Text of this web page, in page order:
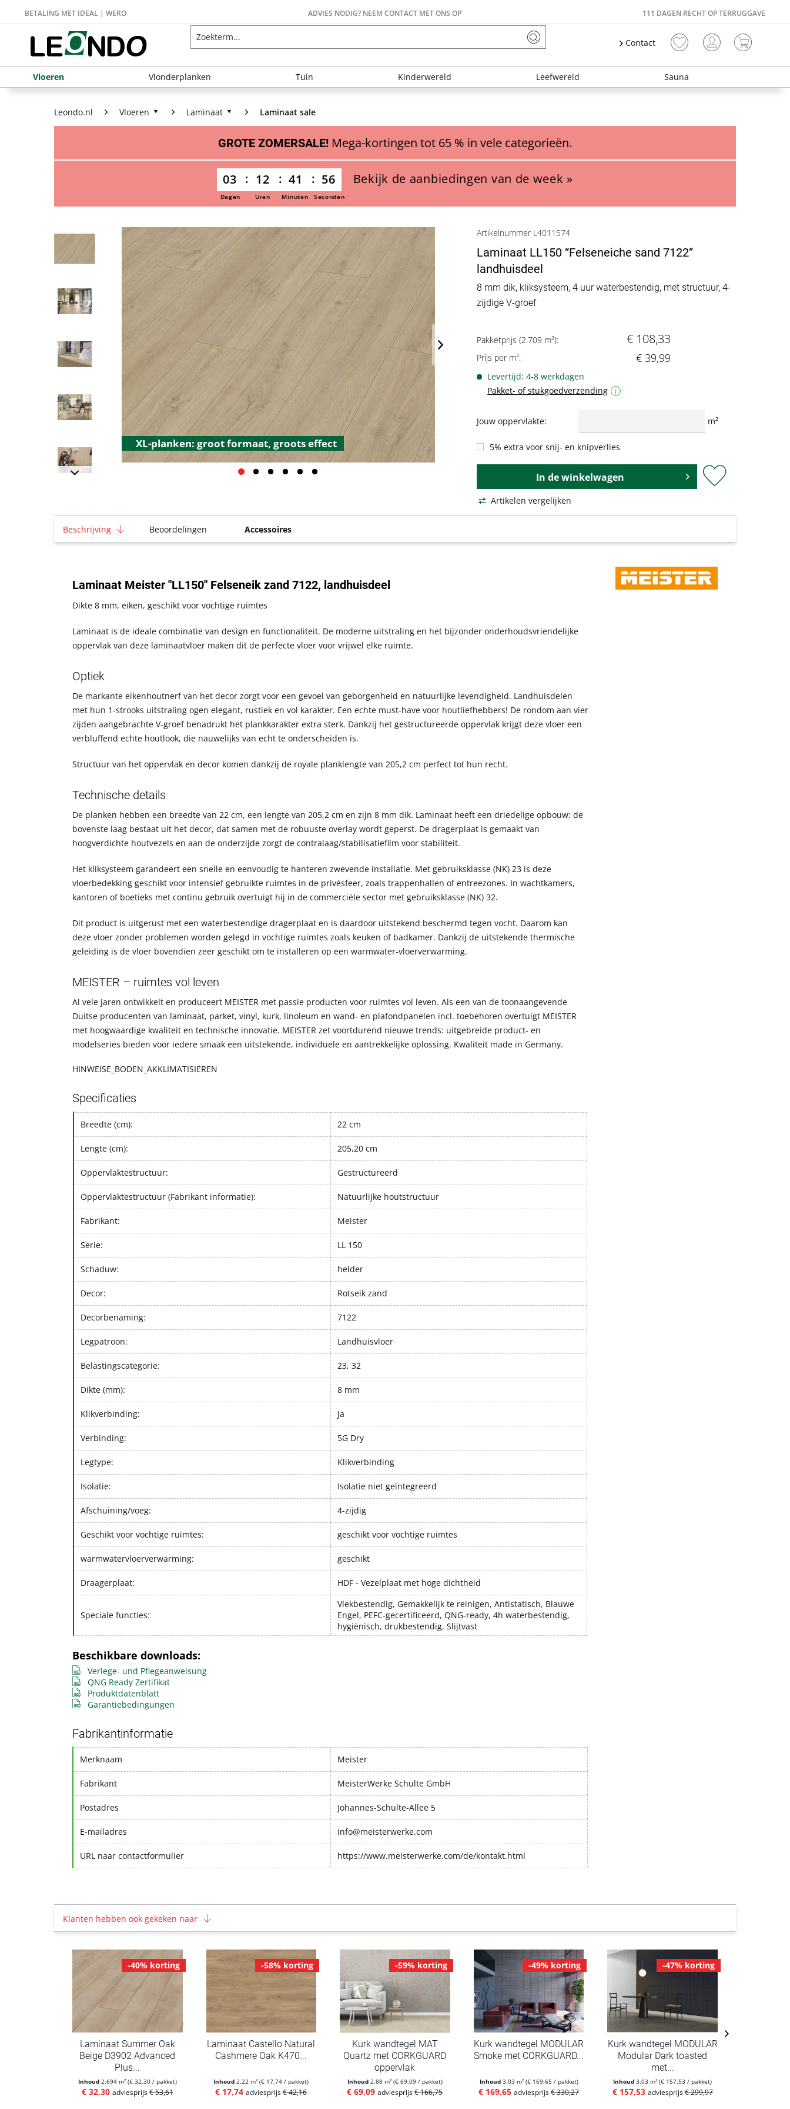
BETALING MET IDEAL | WERO ADVIES NODIG? NEEM CONTACT MET ONS OP 111 DAGEN RECHT OP TERRUGGAVE
Contact
Vloeren Vlonderplanken Tuin Kinderwereld Leefwereld Sauna
Leondo.nl Vloeren Laminaat Laminaat sale
GROTE ZOMERSALE! Mega-kortingen tot 65 % in vele categorieën.
03 12 41 55
Dagen Uren Minuten Seconden
Bekijk de aanbiedingen van de week »
XL-planken: groot formaat, groots effect
Artikelnummer L4011574
Laminaat LL150 “Felseneiche sand 7122”
landhuisdeel
8 mm dik, kliksysteem, 4 uur waterbestendig, met structuur, 4-
zijdige V-groef
Pakketprijs (2.709 m²): € 108,33
Prijs per m²: € 39,99
Levertijd: 4-8 werkdagen
Pakket- of stukgoedverzending
i
Jouw oppervlakte: m²
5% extra voor snij- en knipverlies
In de winkelwagen
Artikelen vergelijken
Beschrijving Beoordelingen Accessoires
Laminaat Meister "LL150" Felseneik zand 7122, landhuisdeel
Dikte 8 mm, eiken, geschikt voor vochtige ruimtes
Laminaat is de ideale combinatie van design en functionaliteit. De moderne uitstraling en het bijzonder onderhoudsvriendelijke
oppervlak van deze laminaatvloer maken dit de perfecte vloer voor vrijwel elke ruimte.
Optiek
De markante eikenhoutnerf van het decor zorgt voor een gevoel van geborgenheid en natuurlijke levendigheid. Landhuisdelen
met hun 1-strooks uitstraling ogen elegant, rustiek en vol karakter. Een echte must-have voor houtliefhebbers! De rondom aan vier
zijden aangebrachte V-groef benadrukt het plankkarakter extra sterk. Dankzij het gestructureerde oppervlak krijgt deze vloer een
verbluffend echte houtlook, die nauwelijks van echt te onderscheiden is.
Structuur van het oppervlak en decor komen dankzij de royale planklengte van 205,2 cm perfect tot hun recht.
Technische details
De planken hebben een breedte van 22 cm, een lengte van 205,2 cm en zijn 8 mm dik. Laminaat heeft een driedelige opbouw: de
bovenste laag bestaat uit het decor, dat samen met de robuuste overlay wordt geperst. De dragerplaat is gemaakt van
hoogverdichte houtvezels en aan de onderzijde zorgt de contralaag/stabilisatiefilm voor stabiliteit.
Het kliksysteem garandeert een snelle en eenvoudig te hanteren zwevende installatie. Met gebruiksklasse (NK) 23 is deze
vloerbedekking geschikt voor intensief gebruikte ruimtes in de privésfeer, zoals trappenhallen of entreezones. In wachtkamers,
kantoren of boetieks met continu gebruik overtuigt hij in de commerciële sector met gebruiksklasse (NK) 32.
Dit product is uitgerust met een waterbestendige dragerplaat en is daardoor uitstekend beschermd tegen vocht. Daarom kan
deze vloer zonder problemen worden gelegd in vochtige ruimtes zoals keuken of badkamer. Dankzij de uitstekende thermische
geleiding is de vloer bovendien zeer geschikt om te installeren op een warmwater-vloerverwarming.
MEISTER – ruimtes vol leven
Al vele jaren ontwikkelt en produceert MEISTER met passie producten voor ruimtes vol leven. Als een van de toonaangevende
Duitse producenten van laminaat, parket, vinyl, kurk, linoleum en wand- en plafondpanelen incl. toebehoren overtuigt MEISTER
met hoogwaardige kwaliteit en technische innovatie. MEISTER zet voortdurend nieuwe trends: uitgebreide product- en
modelseries bieden voor iedere smaak een uitstekende, individuele en aantrekkelijke oplossing. Kwaliteit made in Germany.
HINWEISE_BODEN_AKKLIMATISIEREN
Specificaties
Breedte (cm): 22 cm
Lengte (cm): 205,20 cm
Oppervlaktestructuur: Gestructureerd
Oppervlaktestructuur (Fabrikant informatie): Natuurlijke houtstructuur
Fabrikant: Meister
Serie: LL 150
Schaduw: helder
Decor: Rotseik zand
Decorbenaming: 7122
Legpatroon: Landhuisvloer
Belastingscategorie: 23, 32
Dikte (mm): 8 mm
Klikverbinding: Ja
Verbinding: 5G Dry
Legtype: Klikverbinding
Isolatie: Isolatie niet geïntegreerd
Afschuining/voeg: 4-zijdig
Geschikt voor vochtige ruimtes: geschikt voor vochtige ruimtes
warmwatervloerverwarming: geschikt
Draagerplaat: HDF - Vezelplaat met hoge dichtheid
Speciale functies:
Vlekbestendig, Gemakkelijk te reinigen, Antistatisch, Blauwe
Engel, PEFC-gecertificeerd, QNG-ready, 4h waterbestendig,
hygiënisch, drukbestendig, Slijtvast
Beschikbare downloads:
Verlege- und Pflegeanweisung
QNG Ready Zertifikat
Produktdatenblatt
Garantiebedingungen
Fabrikantinformatie
Merknaam Meister
Fabrikant MeisterWerke Schulte GmbH
Postadres Johannes-Schulte-Allee 5
E-mailadres info@meisterwerke.com
URL naar contactformulier https://www.meisterwerke.com/de/kontakt.html
Klanten hebben ook gekeken naar
-40% korting
Laminaat Summer Oak
Beige D3902 Advanced
Plus...
Inhoud 2.694 m² (€ 32,30 / pakket)
€ 32,30 adviesprijs€ 53,61
-58% korting
Laminaat Castello Natural
Cashmere Oak K470...
Inhoud2.22 m²(€ 17,74 / pakket)
€ 17,74 adviesprijs€ 42,16
-59% korting
Kurk wandtegel MAT
Quartz met CORKGUARD
oppervlak
Inhoud 2.88 m² (€ 69,09 / pakket)
€ 69,09 adviesprijs€ 166,75
-49% korting
Kurk wandtegel MODULAR
Smoke met CORKGUARD...
Inhoud 3.03 m² (€ 169,65 / pakket)
€ 169,65 adviesprijs€ 330,27
-47% korting
Kurk wandtegel MODULAR
Modular Dark toasted
met...
Inhoud3.03 m²(€ 157,53 / pakket)
€ 157,53 adviesprijs€ 299,97